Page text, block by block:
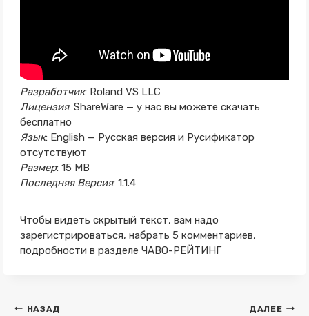
Разработчик: Roland VS LLC
Лицензия: ShareWare — у нас вы можете скачать
бесплатно
Язык: English — Русская версия и Русификатор
отсутствуют
Размер: 15 MB
Последняя Версия: 1.1.4
Чтобы видеть скрытый текст, вам надо
зарегистрироваться, набрать 5 комментариев,
подробности в разделе ЧАВО-РЕЙТИНГ
Навигация
НАЗАД ДАЛЕЕ